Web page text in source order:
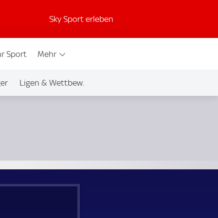
Sky Sport erleben
Sport Mehr
Ligen & Wettbew.